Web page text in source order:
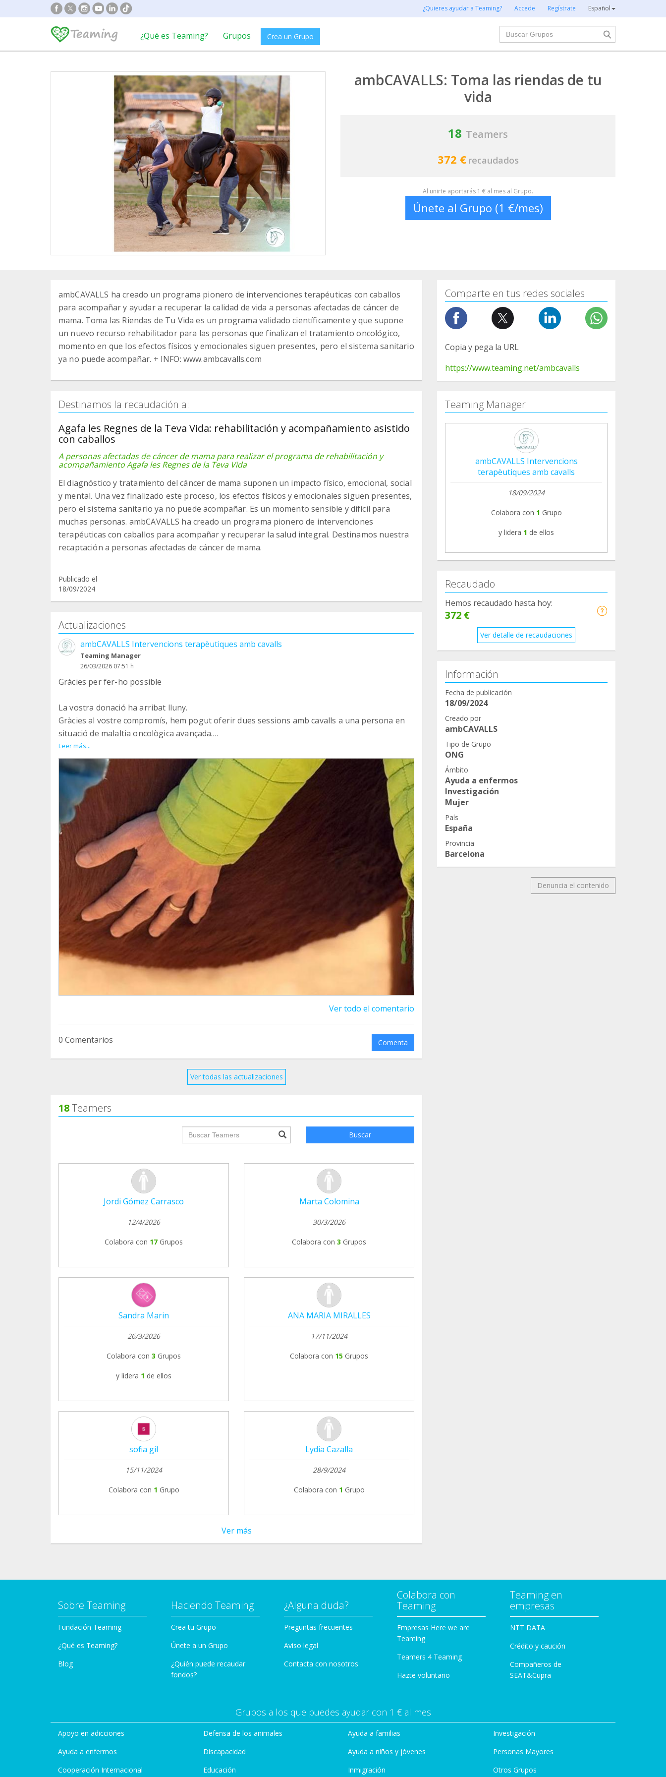
¿Quieres ayudar a Teaming? Accede Regístrate Español
¿Qué es Teaming? Grupos Crea un Grupo
Buscar
ambCAVALLS: Toma las riendas de tu
vida
18 Teamers
372 € recaudados
Al unirte aportarás 1 € al mes al Grupo.
Únete al Grupo (1 €/mes)
ambCAVALLS ha creado un programa pionero de intervenciones terapéuticas con caballos
para acompañar y ayudar a recuperar la calidad de vida a personas afectadas de cáncer de
mama. Toma las Riendas de Tu Vida es un programa validado científicamente y que supone
un nuevo recurso rehabilitador para las personas que finalizan el tratamiento oncológico,
momento en que los efectos físicos y emocionales siguen presentes, pero el sistema sanitario
ya no puede acompañar. + INFO: www.ambcavalls.com
Destinamos la recaudación a:
Agafa les Regnes de la Teva Vida: rehabilitación y acompañamiento asistido
con caballos
A personas afectadas de cáncer de mama para realizar el programa de rehabilitación y
acompañamiento Agafa les Regnes de la Teva Vida
El diagnóstico y tratamiento del cáncer de mama suponen un impacto físico, emocional, social
y mental. Una vez finalizado este proceso, los efectos físicos y emocionales siguen presentes,
pero el sistema sanitario ya no puede acompañar. Es un momento sensible y difícil para
muchas personas. ambCAVALLS ha creado un programa pionero de intervenciones
terapéuticas con caballos para acompañar y recuperar la salud integral. Destinamos nuestra
recaptación a personas afectadas de cáncer de mama.
Publicado el
18/09/2024
Actualizaciones
ambCAVALLS Intervencions terapèutiques amb cavalls
Teaming Manager
26/03/2026 07:51 h
Gràcies per fer-ho possible
La vostra donació ha arribat lluny.
Gràcies al vostre compromís, hem pogut oferir dues sessions amb cavalls a una persona en
situació de malaltia oncològica avançada.
Han estat uns espais de respir, presència i cura. Dos moments per sortir del soroll mèdic i
reconnectar amb el cos, amb les emocions i amb la vida que encara batega.
Quan sumeu el vostre euro mensual, esteu sostenint molt més que una activitat: esteu
generant dignitat, acompanyament i humanitat en moments molt fràgils.
Ja estem programant les properes dues sessions per una altra persona en situacio de
malaltia complexa.
Gràcies per formar part d’aquesta xarxa que cuida.
Seguim
Leer más...
Ver todo el comentario
0 Comentarios Comenta
Ver todas las actualizaciones
18Teamers
groupProfile.searchForm.search.text??? Buscar
Jordi Gómez Carrasco
12/4/2026
Colabora con 17 Grupos
Marta Colomina
30/3/2026
Colabora con 3 Grupos
Sandra Marin
26/3/2026
Colabora con 3 Grupos
y lidera 1 de ellos
ANA MARIA MIRALLES
17/11/2024
Colabora con 15 Grupos
sofia gil
15/11/2024
Colabora con 1 Grupo
Lydia Cazalla
28/9/2024
Colabora con 1 Grupo
Ver más
Comparte en tus redes sociales
Copia y pega la URL
https://www.teaming.net/ambcavalls
Teaming Manager
ambCAVALLS Intervencions
terapèutiques amb cavalls
18/09/2024
Colabora con 1 Grupo
y lidera 1 de ellos
Recaudado
Hemos recaudado hasta hoy:
372 €
Ver detalle de recaudaciones
Información
Fecha de publicación
18/09/2024
Creado por
ambCAVALLS
Tipo de Grupo
ONG
Ámbito
Ayuda a enfermos
Investigación
Mujer
País
España
Provincia
Barcelona
Denuncia el contenido
Sobre Teaming
Fundación Teaming
¿Qué es Teaming?
Blog
Haciendo Teaming
Crea tu Grupo
Únete a un Grupo
¿Quién puede recaudar
fondos?
¿Alguna duda?
Preguntas frecuentes
Aviso legal
Contacta con nosotros
Colabora con
Teaming
Empresas Here we are
Teaming
Teamers 4 Teaming
Hazte voluntario
Teaming en
empresas
NTT DATA
Crédito y caución
Compañeros de
SEAT&Cupra
Grupos a los que puedes ayudar con 1 € al mes
Apoyo en adicciones
Ayuda a enfermos
Cooperación Internacional
Defensa de los animales
Discapacidad
Educación
Ayuda a familias
Ayuda a niños y jóvenes
Inmigración
Investigación
Personas Mayores
Otros Grupos